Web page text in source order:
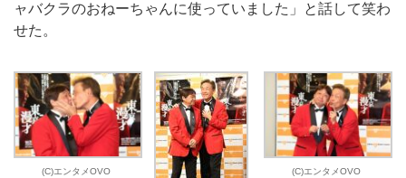
ャバクラのおねーちゃんに使っていました」と話して笑わ
せた。
(C)エンタメOVO (C)エンタメOVO